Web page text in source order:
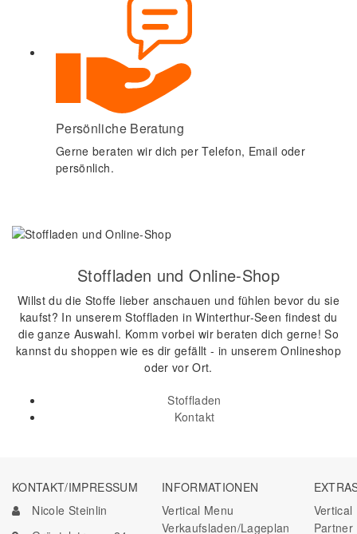
Persönliche Beratung
Gerne beraten wir dich per Telefon, Email oder
persönlich.
Stoffladen und Online-Shop
Willst du die Stoffe lieber anschauen und fühlen bevor du sie
kaufst? In unserem Stoffladen in Winterthur-Seen findest du
die ganze Auswahl. Komm vorbei wir beraten dich gerne! So
kannst du shoppen wie es dir gefällt - in unserem Onlineshop
oder vor Ort.
Stoffladen
Kontakt
KONTAKT/IMPRESSUM
Nicole Steinlin
INFORMATIONEN
Vertical Menu
Verkaufsladen/Lageplan
Vertical
Partner